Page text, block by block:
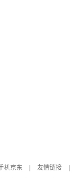
机京东 友情链接